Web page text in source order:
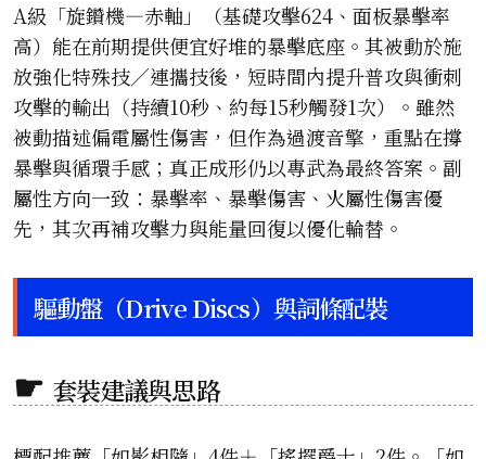
A級「旋鑽機—赤軸」（基礎攻擊624、面板暴擊率
高）能在前期提供便宜好堆的暴擊底座。其被動於施
放強化特殊技／連攜技後，短時間內提升普攻與衝刺
攻擊的輸出（持續10秒、約每15秒觸發1次）。雖然
被動描述偏電屬性傷害，但作為過渡音擎，重點在撐
暴擊與循環手感；真正成形仍以專武為最終答案。副
屬性方向一致：暴擊率、暴擊傷害、火屬性傷害優
先，其次再補攻擊力與能量回復以優化輪替。
驅動盤（Drive Discs）與詞條配裝
套裝建議與思路